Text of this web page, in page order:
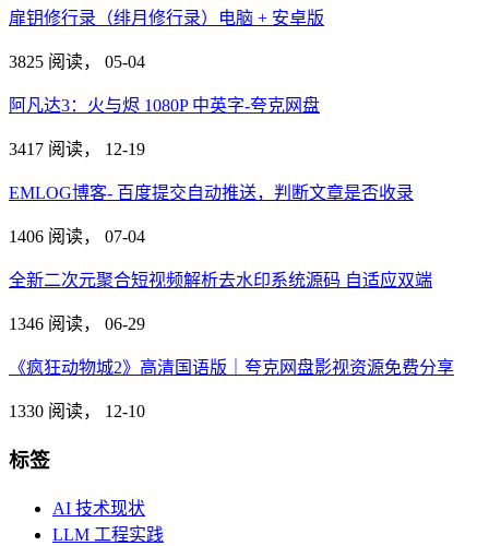
扉钥修行录（绯月修行录）电脑 + 安卓版
3825 阅读， 05-04
阿凡达3：火与烬 1080P 中英字-夸克网盘
3417 阅读， 12-19
EMLOG博客- 百度提交自动推送，判断文章是否收录
1406 阅读， 07-04
全新二次元聚合短视频解析去水印系统源码 自适应双端
1346 阅读， 06-29
《疯狂动物城2》高清国语版｜夸克网盘影视资源免费分享
1330 阅读， 12-10
标签
AI 技术现状
LLM 工程实践